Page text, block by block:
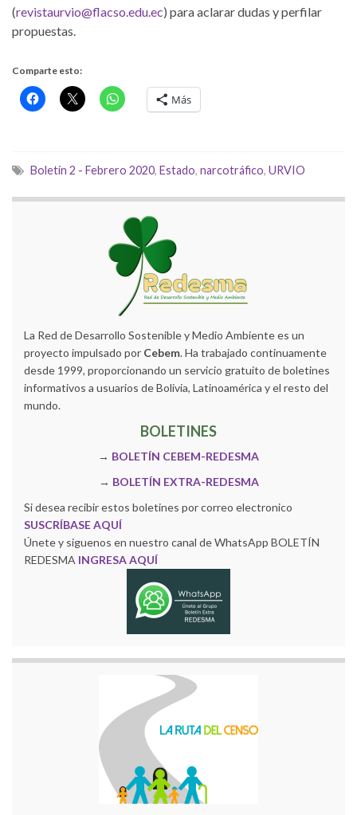
(revistaurvio@flacso.edu.ec) para aclarar dudas y perfilar
propuestas.
Comparte esto:
Más
Boletín 2 - Febrero 2020, Estado, narcotráfico, URVIO
La Red de Desarrollo Sostenible y Medio Ambiente es un
proyecto impulsado por Cebem. Ha trabajado continuamente
desde 1999, proporcionando un servicio gratuito de boletines
informativos a usuarios de Bolivia, Latinoamérica y el resto del
mundo.
BOLETINES
→ BOLETÍN CEBEM-REDESMA
→ BOLETÍN EXTRA-REDESMA
Si desea recibir estos boletines por correo electronico
SUSCRÍBASE AQUÍ
Únete y siguenos en nuestro canal de WhatsApp BOLETÍN
REDESMA INGRESA AQUÍ